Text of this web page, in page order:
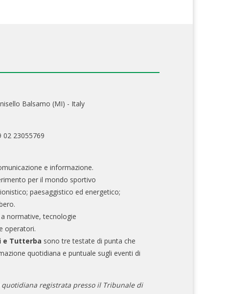
Balsamo (MI) - Italy
02 23055769
e informazione.
per il mondo sportivo
paesaggistico ed energetico;
normative, tecnologie
operatori.
e Tutterba sono tre testate di punta che
quotidiana e puntuale sugli eventi di
registrata presso il Tribunale di